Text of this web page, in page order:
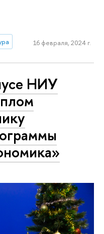
16 февраля, 2024 г.
НИУ